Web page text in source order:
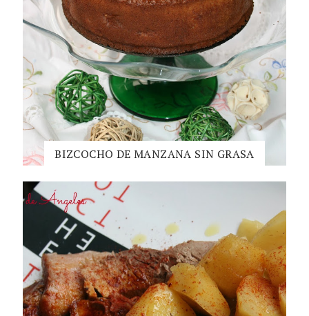
BIZCOCHO DE MANZANA SIN GRASA